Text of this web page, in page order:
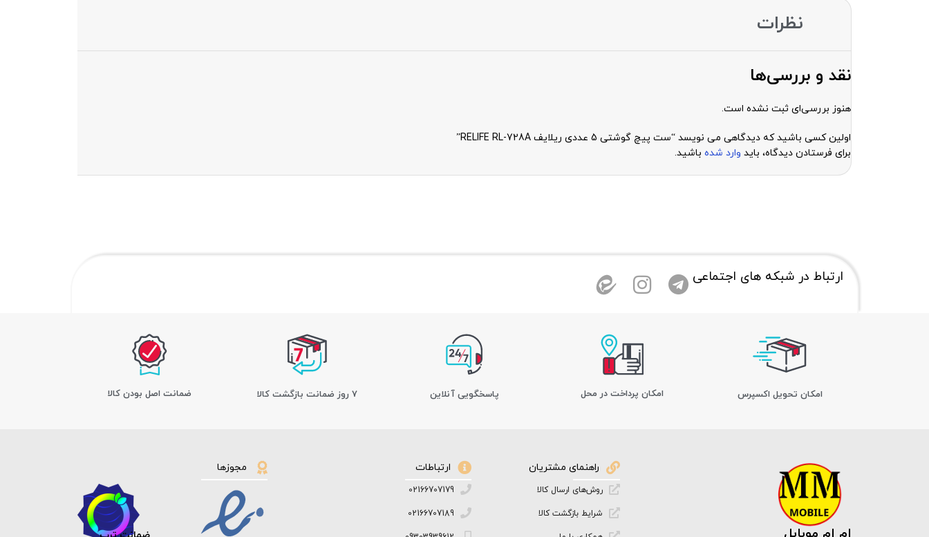
نظرات
نقد و بررسی‌ها
هنوز بررسی‌ای ثبت نشده است.
اولین کسی باشید که دیدگاهی می نویسد “ست پیچ گوشتی 5 عددی ریلایف RELIFE RL-728A”
برای فرستادن دیدگاه، باید وارد شده باشید.
ارتباط در شبکه های اجتماعی
اﻣﮑﺎن ﺗﺤﻮﯾﻞ اﮐﺴﭙﺮس امکان پرداخت در محل پاسخگویی آنلاین 7 روز ضمانت بازگشت کالا ﺿﻤﺎﻧﺖ اﺻﻞ ﺑﻮدن ﮐﺎﻟﺎ
راهنمای مشتریان
روش‌های ارسال کالا
شرایط بازگشت کالا
ارتباطات
02166707179
02166707189
مجوزها